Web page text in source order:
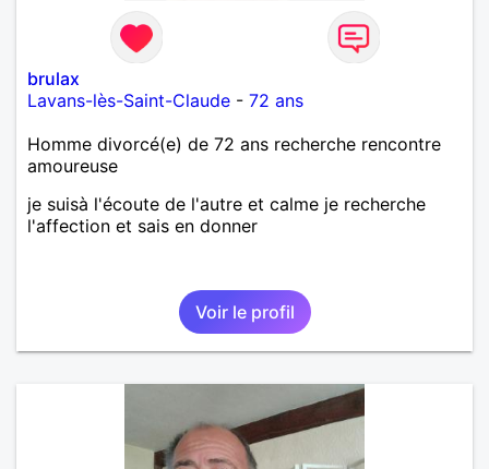
brulax
Lavans-lès-Saint-Claude - 72 ans
Homme divorcé(e) de 72 ans recherche rencontre
amoureuse
je suisà l'écoute de l'autre et calme je recherche
l'affection et sais en donner
Voir le profil